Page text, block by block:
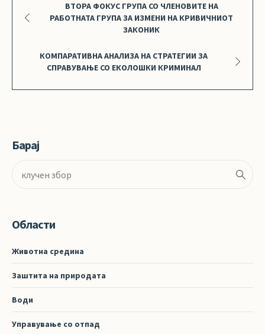
ВТОРА ФОКУС ГРУПА СО ЧЛЕНОВИТЕ НА
РАБОТНАТА ГРУПА ЗА ИЗМЕНИ НА КРИВИЧНИОТ
ЗАКОНИК
КОМПАРАТИВНА АНАЛИЗА НА СТРАТЕГИИ ЗА
СПРАВУВАЊЕ СО ЕКОЛОШКИ КРИМИНАЛ
Барај
Области
Животна средина
Заштита на природата
Води
Управување со отпад